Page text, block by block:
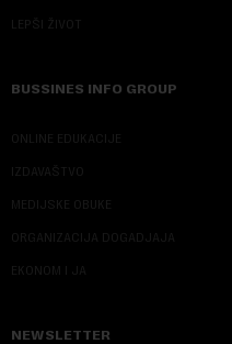
LEPŠI ŽIVOT
BUSSINES INFO GROUP
ONLINE EDUKACIJE
IZDAVAŠTVO
MEDIJSKE OBUKE
ORGANIZACIJA DOGADJAJA
EKONOM I JA
NEWSLETTER